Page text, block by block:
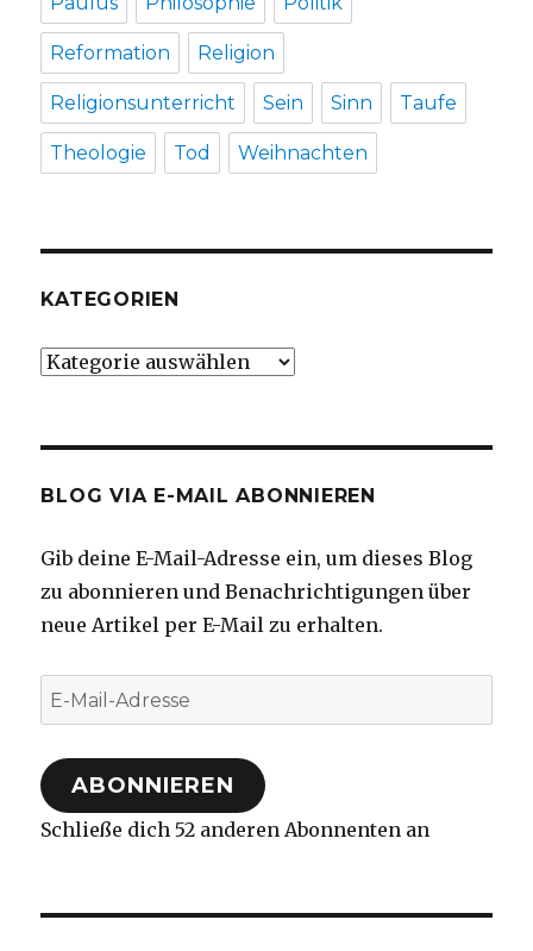
Reformation Religion
Religionsunterricht Sein Sinn Taufe
Theologie Tod Weihnachten
KATEGORIEN
Kategorien
BLOG VIA E-MAIL ABONNIEREN
Gib deine E-Mail-Adresse ein, um dieses Blog
zu abonnieren und Benachrichtigungen über
neue Artikel per E-Mail zu erhalten.
E-
Mail-
Adresse
ABONNIEREN
Schließe dich 52 anderen Abonnenten an